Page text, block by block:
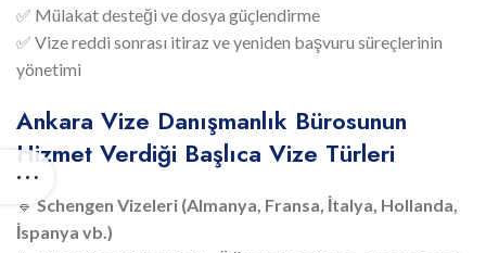
✅ Mülakat desteği ve dosya güçlendirme
✅ Vize reddi sonrası itiraz ve yeniden başvuru süreçlerinin
yönetimi
Ankara Vize Danışmanlık Bürosunun
Hizmet Verdiği Başlıca Vize Türleri
🔹 Schengen Vizeleri (Almanya, Fransa, İtalya, Hollanda,
İspanya vb.)